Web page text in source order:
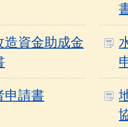
造資金助成金
申請書